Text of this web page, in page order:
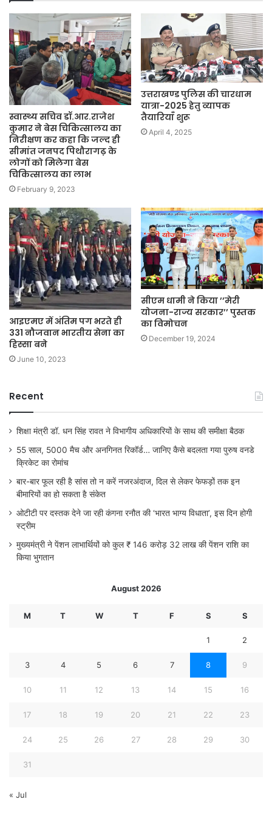
स्वास्थ्य सचिव डॉ.आर.राजेश
कुमार ने बेस चिकित्सालय का
निरीक्षण कर कहा कि जल्द ही
सीमांत जनपद पिथौरागढ़ के
लोगों को मिलेगा बेस
चिकित्सालय का लाभ
February 9, 2023
उत्तराखण्ड पुलिस की चारधाम
यात्रा-2025 हेतु व्यापक
तैयारियाँ शुरू
April 4, 2025
आइएमए में अंतिम पग भरते ही
331 नौजवान भारतीय सेना का
हिस्सा बने
June 10, 2023
सीएम धामी ने किया ’’मेरी
योजना-राज्य सरकार’’ पुस्तक
का विमोचन
December 19, 2024
Recent
शिक्षा मंत्री डॉ. धन सिंह रावत ने विभागीय अधिकारियों के साथ की समीक्षा बैठक
55 साल, 5000 मैच और अनगिनत रिकॉर्ड… जानिए कैसे बदलता गया पुरुष वनडे
क्रिकेट का रोमांच
बार-बार फूल रही है सांस तो न करें नजरअंदाज, दिल से लेकर फेफड़ों तक इन
बीमारियों का हो सकता है संकेत
ओटीटी पर दस्तक देने जा रही कंगना रनौत की ‘भारत भाग्य विधाता’, इस दिन होगी
स्ट्रीम
मुख्यमंत्री ने पेंशन लाभार्थियों को कुल ₹ 146 करोड़ 32 लाख की पेंशन राशि का
किया भुगतान
August 2026
M T W T F S S
1 2
3 4 5 6 7 8 9
10 11 12 13 14 15 16
17 18 19 20 21 22 23
24 25 26 27 28 29 30
31
« Jul